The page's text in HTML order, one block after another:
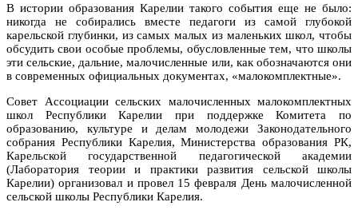
В истории образования Карелии такого события еще не было:
никогда не собирались вместе педагоги из самой глубокой
карельской глубинки, из самых малых из маленьких школ, чтобы
обсудить свои особые проблемы, обусловленные тем, что школы
эти сельские, дальние, малочисленные или, как обозначаются они
в современных официальных документах, «малокомплектные».
Совет Ассоциации сельских малочисленных малокомплектных
школ Республики Карелии при поддержке Комитета по
образованию, культуре и делам молодежи Законодательного
собрания Республики Карелия, Министерства образования РК,
Карельской государственной педагогической академии
(Лаборатория теории и практики развития сельской школы
Карелии) организовал и провел 15 февраля День малочисленной
сельской школы Республики Карелия.